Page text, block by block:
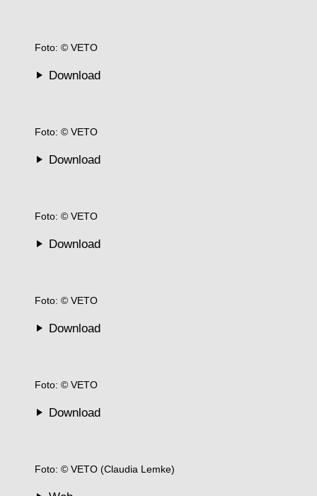
Foto: © VETO
Download
Foto: © VETO
Download
Foto: © VETO
Download
Foto: © VETO
Download
Foto: © VETO
Download
Foto: © VETO (Claudia Lemke)